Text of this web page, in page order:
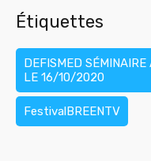
Étiquettes
DEFISMED SÉMINAIRE
LE 16/10/2020
FestivalBREENTV